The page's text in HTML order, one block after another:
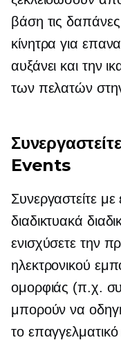
βάση τις
κίνητρα για
αυξάνει και την
των πελατών
Events
Συνεργαστείτε
διαδικτυακά
ενισχύσετε την
ηλεκτρονικού
ομορφιάς (π.χ.
μπορούν να
το επαγγελματικό